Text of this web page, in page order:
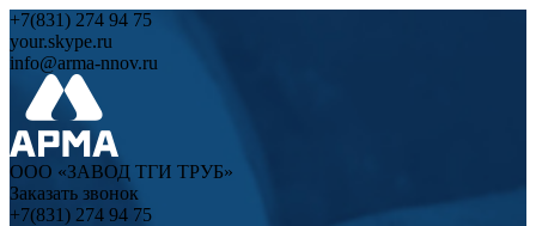
+7(831) 274 94 75
your.skype.ru
info@arma-nnov.ru
ООО «ЗАВОД ТГИ ТРУБ»
Заказать звонок
+7(831) 274 94 75